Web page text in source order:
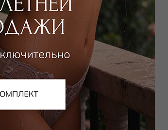
О компании
О нас
Магазины
Контакты